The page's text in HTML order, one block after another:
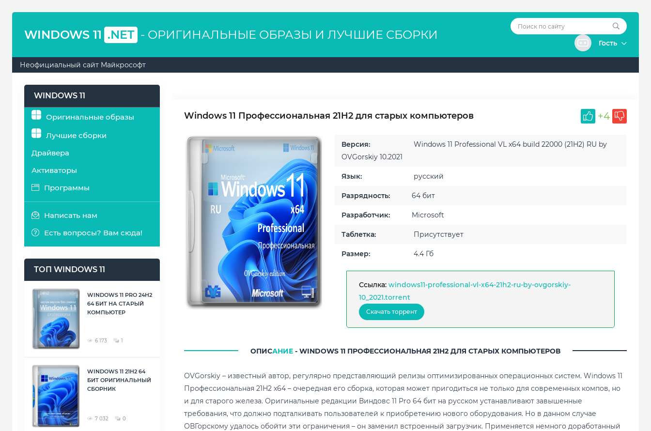
WINDOWS 11 .NET - ОРИГИНАЛЬНЫЕ ОБРАЗЫ И ЛУЧШИЕ СБОРКИ
Гость
Неофициальный сайт Майкрософт
WINDOWS 11
Оригинальные образы
Лучшие сборки
Драйвера
Активаторы
Программы
Написать нам
Есть вопросы? Вам сюда!
ТОП WINDOWS 11
WINDOWS 11 PRO 24H2
64 БИТ НА СТАРЫЙ
КОМПЬЮТЕР
6 173 1
WINDOWS 11 21H2 64
БИТ ОРИГИНАЛЬНЫЙ
СБОРНИК
7 032 0
+4
Windows 11 Профессиональная 21H2 для старых компьютеров
Версия:
Windows 11 Professional VL x64 build 22000 (21H2) RU by
OVGorskiy 10.2021
Язык: русский
Разрядность: 64 бит
Разработчик: Microsoft
Таблетка: Присутствует
Размер: 4.4 Гб
Ссылка: windows11-professional-vl-x64-21h2-ru-by-ovgorskiy-
10_2021.torrent
Скачать торрент
ОПИСАНИЕ - WINDOWS 11 ПРОФЕССИОНАЛЬНАЯ 21H2 ДЛЯ СТАРЫХ КОМПЬЮТЕРОВ
OVGorskiy – известный автор, регулярно представляющий релизы оптимизированных операционных систем. Windows 11
Профессиональная 21H2 x64 – очередная его сборка, которая может пригодиться не только для современных компов, но
и для старого железа. Оригинальные редакции Виндовс 11 Pro 64 бит на русском устанавливают завышенные
требования, что должно подталкивать пользователей к приобретению нового оборудования. Но в данном случае
ОВГорскому удалось обойти эти ограничения – он заменил встроенный загрузчик. Применяется немного доработанный